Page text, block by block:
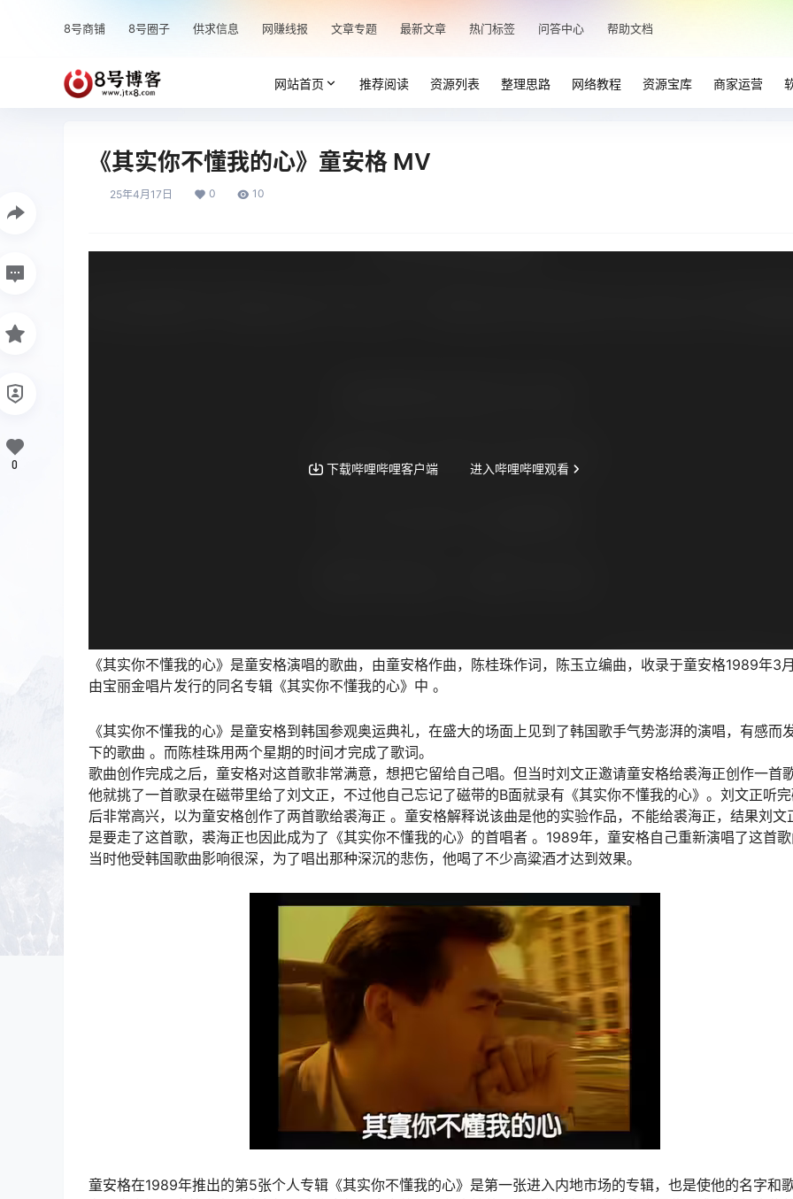
8号商铺 8号圈子 供求信息 网赚线报 文章专题 最新文章 热门标签 问答中心 帮助文档
网站首页 推荐阅读 资源列表 整理思路 网络教程 资源宝库 商家运营
《其实你不懂我的心》童安格 MV
25年4月17日 0 10
《其实你不懂我的心》是童安格演唱的歌曲，由童安格作曲，陈桂珠作词，陈玉立编曲，收录于童安格1989年3
由宝丽金唱片发行的同名专辑《其实你不懂我的心》中 。
《其实你不懂我的心》是童安格到韩国参观奥运典礼，在盛大的场面上见到了韩国歌手气势澎湃的演唱，有感而
下的歌曲 。而陈桂珠用两个星期的时间才完成了歌词。
歌曲创作完成之后，童安格对这首歌非常满意，想把它留给自己唱。但当时刘文正邀请童安格给裘海正创作一首歌
他就挑了一首歌录在磁带里给了刘文正，不过他自己忘记了磁带的B面就录有《其实你不懂我的心》。刘文正听
后非常高兴，以为童安格创作了两首歌给裘海正 。童安格解释说该曲是他的实验作品，不能给裘海正，结果刘文
是要走了这首歌，裘海正也因此成为了《其实你不懂我的心》的首唱者 。1989年，童安格自己重新演唱了这首歌
当时他受韩国歌曲影响很深，为了唱出那种深沉的悲伤，他喝了不少高粱酒才达到效果。
童安格在1989年推出的第5张个人专辑《其实你不懂我的心》是第一张进入内地市场的专辑，也是使他的名字和
0